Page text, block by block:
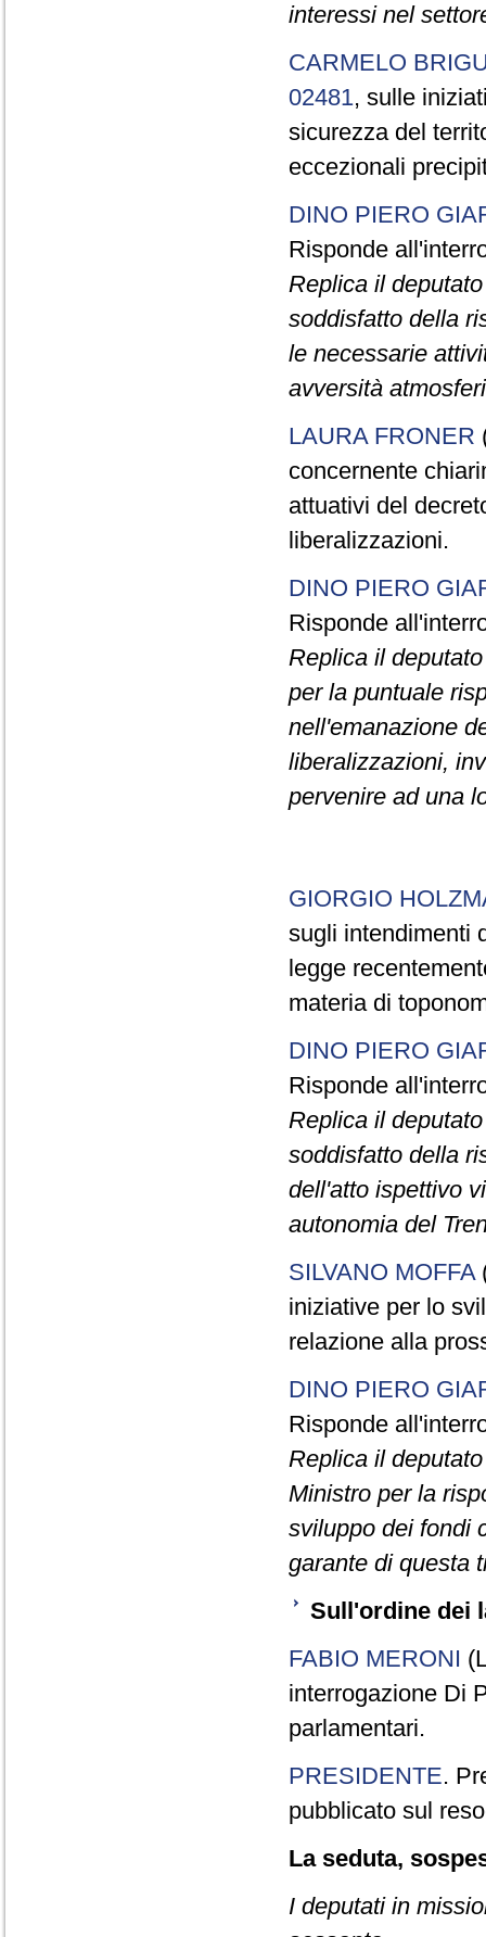
interessi nel
CARMELO
02481, sulle
sicurezza del
eccezionali
DINO PIERO
Risponde
Replica il
soddisfatto della
le necessarie
avversità
LAURA FRONER
concernente
attuativi del
liberalizzazioni.
DINO PIERO
Risponde
Replica il
per la puntuale
nell'emanazione
liberalizzazioni,
pervenire ad una
GIORGIO
sugli intendimenti
legge
materia di
DINO PIERO
Risponde
Replica il
soddisfatto della
dell'atto ispettivo
autonomia del
SILVANO MOFFA
iniziative per lo
relazione alla
DINO PIERO
Risponde
Replica il
Ministro per la
sviluppo dei fondi
garante di questa
Sull'ordine dei
FABIO MERONI
interrogazione Di
parlamentari.
PRESIDENTE.
pubblicato sul
La seduta,
I deputati in